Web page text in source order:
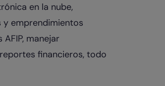
en la nube,
emprendimientos
manejar
financieros, todo